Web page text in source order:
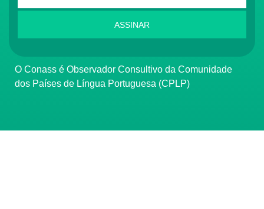
ASSINAR
O Conass é Observador Consultivo da Comunidade
dos Países de Língua Portuguesa (CPLP)